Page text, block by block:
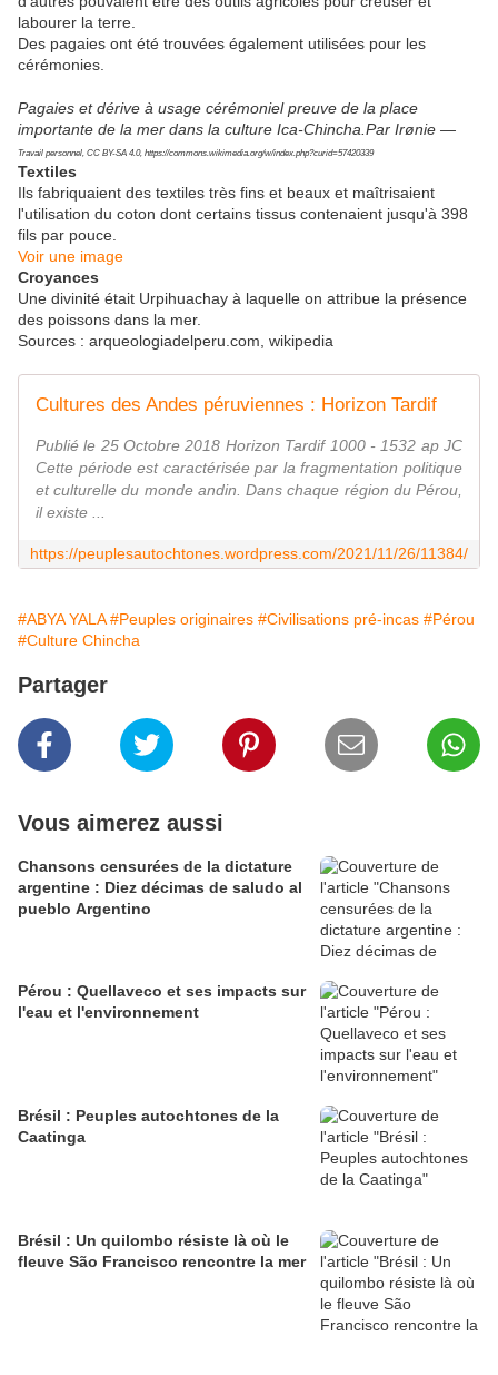
labourer la terre.
Des pagaies ont été trouvées également utilisées pour les
cérémonies.
Pagaies et dérive à usage cérémoniel preuve de la place
importante de la mer dans la culture Ica-Chincha.Par Irønie —
Travail personnel, CC BY-SA 4.0, https://commons.wikimedia.org/w/index.php?curid=57420339
Textiles
Ils fabriquaient des textiles très fins et beaux et maîtrisaient
l'utilisation du coton dont certains tissus contenaient jusqu'à 398
fils par pouce.
Voir une image
Croyances
Une divinité était Urpihuachay à laquelle on attribue la présence
des poissons dans la mer.
Sources : arqueologiadelperu.com, wikipedia
Cultures des Andes péruviennes : Horizon Tardif
Publié le 25 Octobre 2018 Horizon Tardif 1000 - 1532 ap JC
Cette période est caractérisée par la fragmentation politique
et culturelle du monde andin. Dans chaque région du Pérou,
il existe ...
https://peuplesautochtones.wordpress.com/2021/11/26/11384/
#ABYA YALA #Peuples originaires #Civilisations pré-incas #Pérou
#Culture Chincha
Partager
Vous aimerez aussi
Chansons censurées de la dictature
argentine : Diez décimas de saludo al
pueblo Argentino
Pérou : Quellaveco et ses impacts sur
l'eau et l'environnement
Brésil : Peuples autochtones de la
Caatinga
Brésil : Un quilombo résiste là où le
fleuve São Francisco rencontre la mer